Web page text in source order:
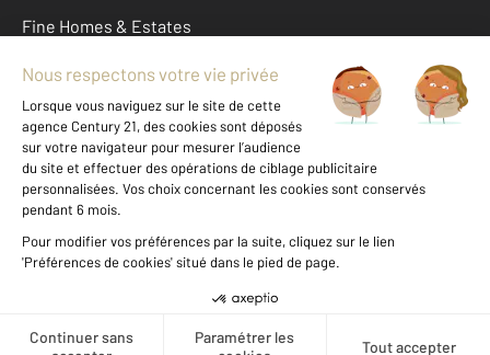
Fine Homes & Estates
À propos
International
Nous contacter
Données personnelles
Gestionnaire des cookies